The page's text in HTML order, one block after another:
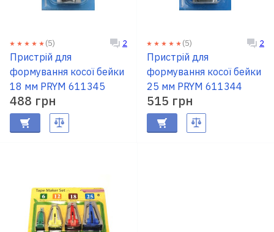
(5) 2
Пристрій для
формування косої бейки
18 мм PRYM 611345
488 грн
(5) 2
Пристрій для
формування косої бейки
25 мм PRYM 611344
515 грн